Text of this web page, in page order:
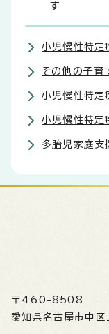
す
小児慢性特定
その他の子育
小児慢性特定
小児慢性特定
多胎児家庭支
〒460-8508
愛知県名古屋市中